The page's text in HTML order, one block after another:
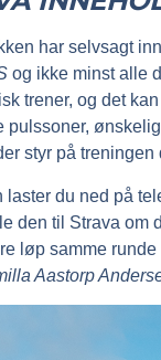
har selvsagt
og ikke minst alle
trener, og det
pulssoner,
styr på treningen
laster du ned på
den til Strava om
løp samme
Aastorp